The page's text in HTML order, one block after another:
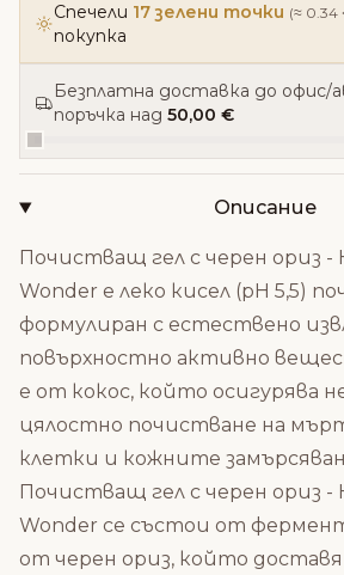
Спечели 17 зелени точки (≈ 0.34
покупка
Безплатна доставка до офис/
поръчка над 50,00 €
Описание
Почистващ гел с черен ориз -
Wonder е леко кисел (рН 5,5)
формулиран с естествено
повърхностно активно
е от кокос, който осигурява
цялостно почистване на
клетки и кожните
Почистващ гел с черен ориз -
Wonder се състои от
от черен ориз, който доставя